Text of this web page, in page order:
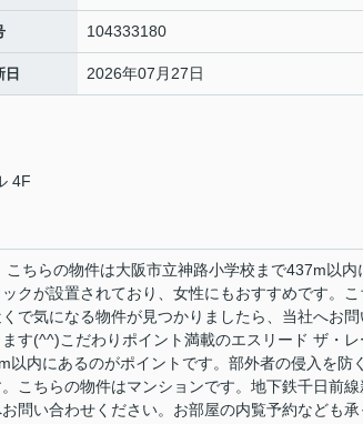
104333180
日 2026年07月27日
4F
ちらの物件は大阪市立神路小学校まで437m以内
クが設置されており、女性にもおすすめです。こ
で気になる物件が見つかりましたら、当社へお問
す(^^)こだわりポイント満載のエスリード ザ・レ
内にあるのがポイントです。部外者の侵入を防
こちらの物件はマンションです。地下鉄千日前線
問い合わせください。お部屋の内覧予約なども承